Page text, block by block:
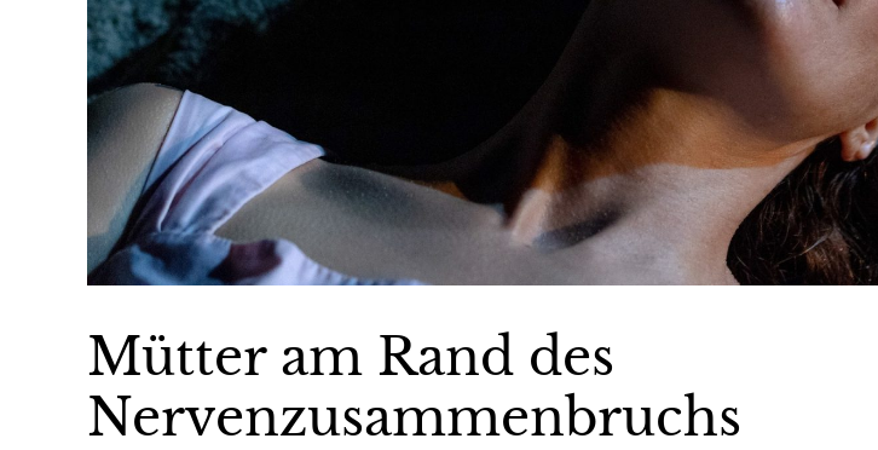
Mütter am Rand des
Nervenzusammenbruchs